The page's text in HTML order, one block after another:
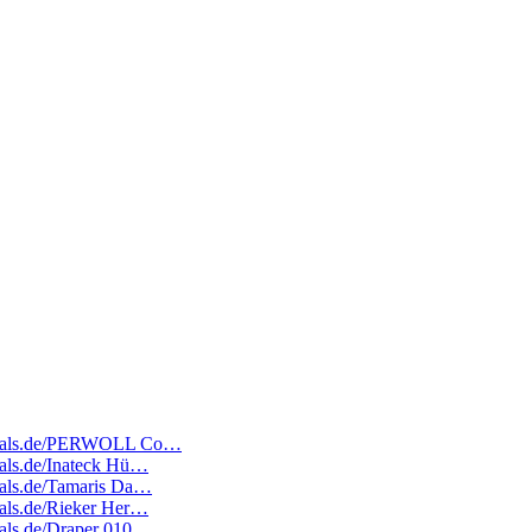
PERWOLL Co…
Inateck Hü…
Tamaris Da…
Rieker Her…